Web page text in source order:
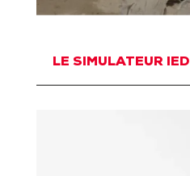
LE SIMULATEUR IED